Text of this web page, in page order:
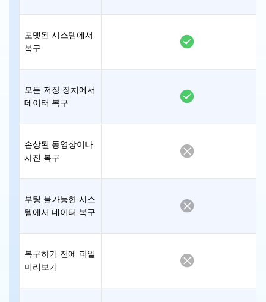
포맷된 시스템에서
복구
모든 저장 장치에서
데이터 복구
손상된 동영상이나
사진 복구
부팅 불가능한 시스
템에서 데이터 복구
복구하기 전에 파일
미리보기